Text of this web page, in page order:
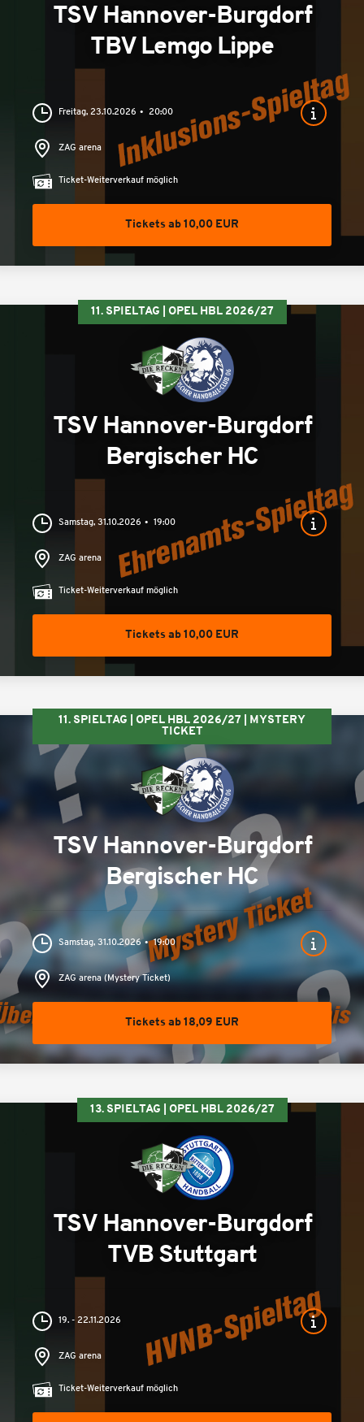
TSV Hannover-Burgdorf
TBV Lemgo Lippe
Freitag, 23.10.2026 20:00
ZAG arena
Ticket-Weiterverkauf möglich
Tickets ab 10,00 EUR
11. SPIELTAG | OPEL HBL 2026/27
TSV Hannover-Burgdorf
Bergischer HC
Samstag, 31.10.2026 19:00
ZAG arena
Ticket-Weiterverkauf möglich
Tickets ab 10,00 EUR
11. SPIELTAG | OPEL HBL 2026/27 | MYSTERY
TICKET
TSV Hannover-Burgdorf
Bergischer HC
Samstag, 31.10.2026 19:00
ZAG arena (Mystery Ticket)
Tickets ab 18,09 EUR
13. SPIELTAG | OPEL HBL 2026/27
TSV Hannover-Burgdorf
TVB Stuttgart
19. - 22.11.2026
ZAG arena
Ticket-Weiterverkauf möglich